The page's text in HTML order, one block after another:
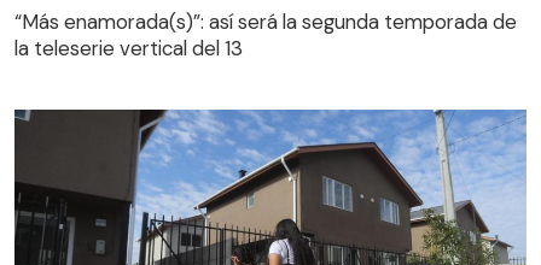
“Más enamorada(s)”: así será la segunda temporada de
la teleserie vertical del 13